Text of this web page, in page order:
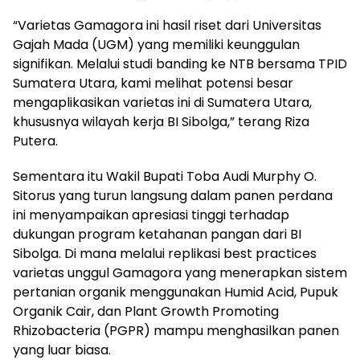
“Varietas Gamagora ini hasil riset dari Universitas
Gajah Mada (UGM) yang memiliki keunggulan
signifikan. Melalui studi banding ke NTB bersama TPID
Sumatera Utara, kami melihat potensi besar
mengaplikasikan varietas ini di Sumatera Utara,
khususnya wilayah kerja BI Sibolga,” terang Riza
Putera.
Sementara itu Wakil Bupati Toba Audi Murphy O.
Sitorus yang turun langsung dalam panen perdana
ini menyampaikan apresiasi tinggi terhadap
dukungan program ketahanan pangan dari BI
Sibolga. Di mana melalui replikasi best practices
varietas unggul Gamagora yang menerapkan sistem
pertanian organik menggunakan Humid Acid, Pupuk
Organik Cair, dan Plant Growth Promoting
Rhizobacteria (PGPR) mampu menghasilkan panen
yang luar biasa.